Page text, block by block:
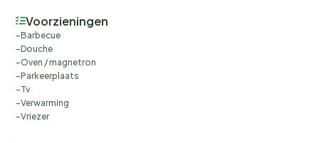
Voorzieningen
Barbecue
Douche
Oven / magnetron
Parkeerplaats
Tv
Verwarming
Vriezer